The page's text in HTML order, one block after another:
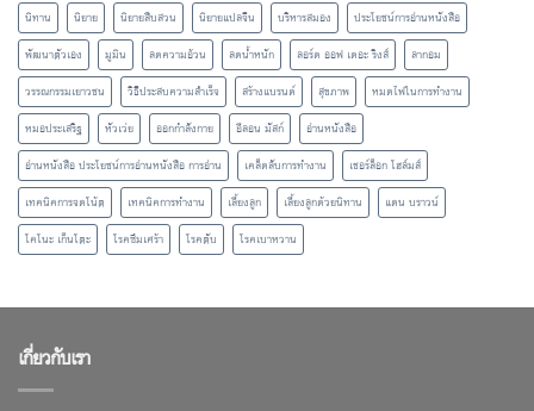
นิทาน
นิยาย นิยายสืบสวน นิยายแปลจีน บริหารสมอง
ประโยชน์การอ่านหนังสือ
พัฒนาตัวเอง
มูมิน ลดความอ้วน ลดน้ำหนัก ลอร์ด ออฟ เดอะ ริงส์
ลากอม
วรรณกรรมเยาวชน
วิธีประสบความสำเร็จ สร้างแบรนด์ สุขภาพ
หมดไฟในการทำงาน
หมอประเสริฐ
หัวเว่ย ออกกำลังกาย อีลอน มัสก์
อ่านหนังสือ
อ่านหนังสือ ประโยชน์การอ่านหนังสือ การอ่าน
เคล็ดลับการทำงาน
เชอร์ล็อก โฮล์มส์
เทคนิคการจดโน้ต
เทคนิคการทำงาน เลี้ยงลูก เลี้ยงลูกด้วยนิทาน
แดน บราวน์
โคโนะ เก็นโตะ
โรคซึมเศร้า โรคตับ โรคเบาหวาน
เกี่ยวกับเรา